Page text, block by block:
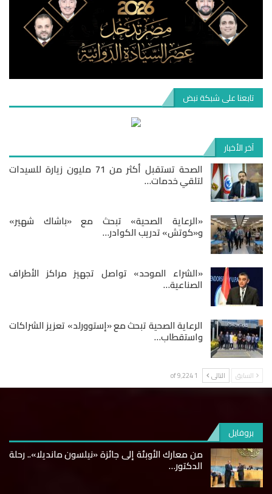
تابعنا على شبكة نبض
آخر الأخبار
الصحة تستقبل أكثر من 71 مليون زيارة للسيدات
لتلقي خدمات…
«الرعاية الصحية» تبحث مع «باشاك شهير»
و«كوتش» تدريب الكوادر…
«الشراء الموحد» تواصل تجهيز مراكز الأطراف
الصناعية…
الرعاية الصحية تبحث مع «إستوورلد» تعزيز الشراكات
واستقطاب…
السابق التالى 1 of 9٬224
بروفايل
من معارك الأوبئة إلى جائزة «نيلسون مانديلا».. رحلة
الدكتور…